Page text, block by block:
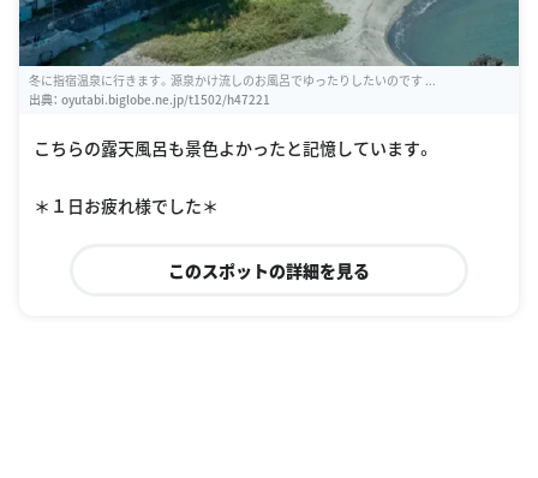
冬に指宿温泉に行きます。源泉かけ流しのお風呂でゆったりしたいのです ...
出典： oyutabi.biglobe.ne.jp/t1502/h47221
こちらの露天風呂も景色よかったと記憶しています。
＊１日お疲れ様でした＊
このスポットの詳細を見る